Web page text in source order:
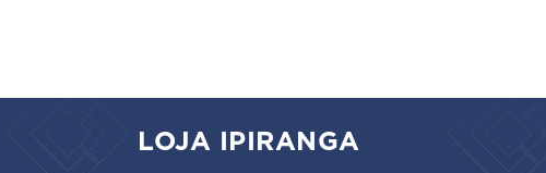
LOJA IPIRANGA